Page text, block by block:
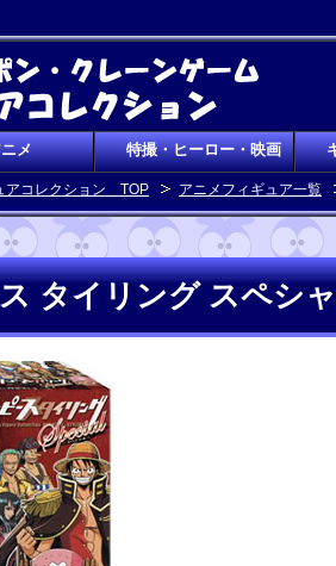
アコレクション TOP アニメフィギュア一覧
タイリング スペシ
メ 特撮・ヒーロー・映画